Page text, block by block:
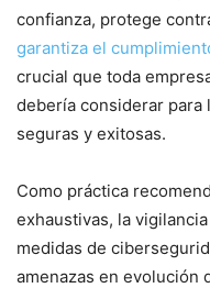
confianza, protege
garantiza el
crucial que toda
debería considerar
seguras y exitosas.
Como práctica
⁢exhaustivas, la
medidas de
amenazas ⁣en evolución